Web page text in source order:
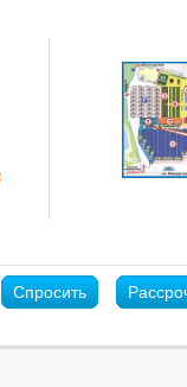
Спросить